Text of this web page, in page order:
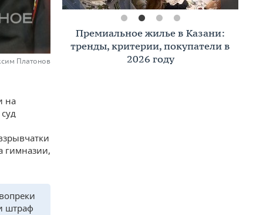
Платонов
на
гимназии,
штраф
Премиальное жилье в Казани:
тренды, критерии, покупатели в
2026 году